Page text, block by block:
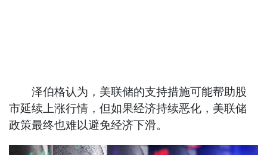
泽伯格认为，美联储的支持措施可能帮助股
市延续上涨行情，但如果经济持续恶化，美联储
政策最终也难以避免经济下滑。